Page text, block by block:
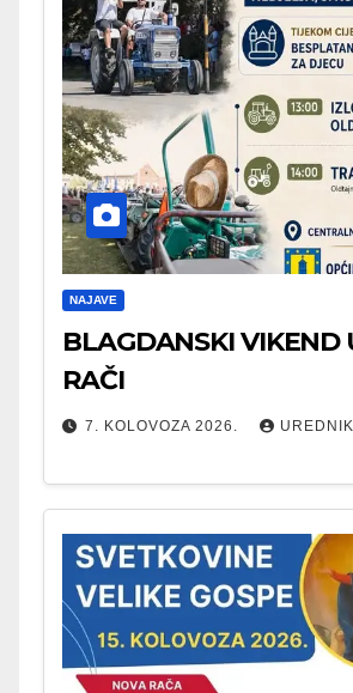
NAJAVE
BLAGDANSKI VIKEND
RAČI
7. KOLOVOZA 2026. UREDNIK